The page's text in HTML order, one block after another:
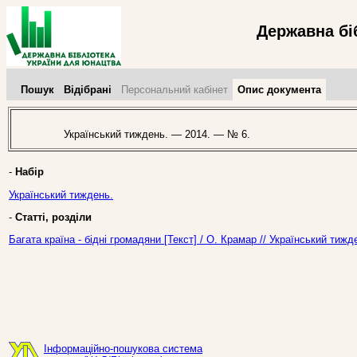
Державна
Пошук Відібрані Персональний кабінет Опис документа
Український тиждень. — 2014. — № 6.
- Набір
Український тиждень.
- Статті, розділи
Багата країна - бідні громадяни [Текст] / О. Крамар // Український
Інформаційно-пошукова система